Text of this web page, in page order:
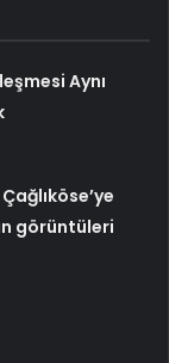
Aynı
görüntüleri